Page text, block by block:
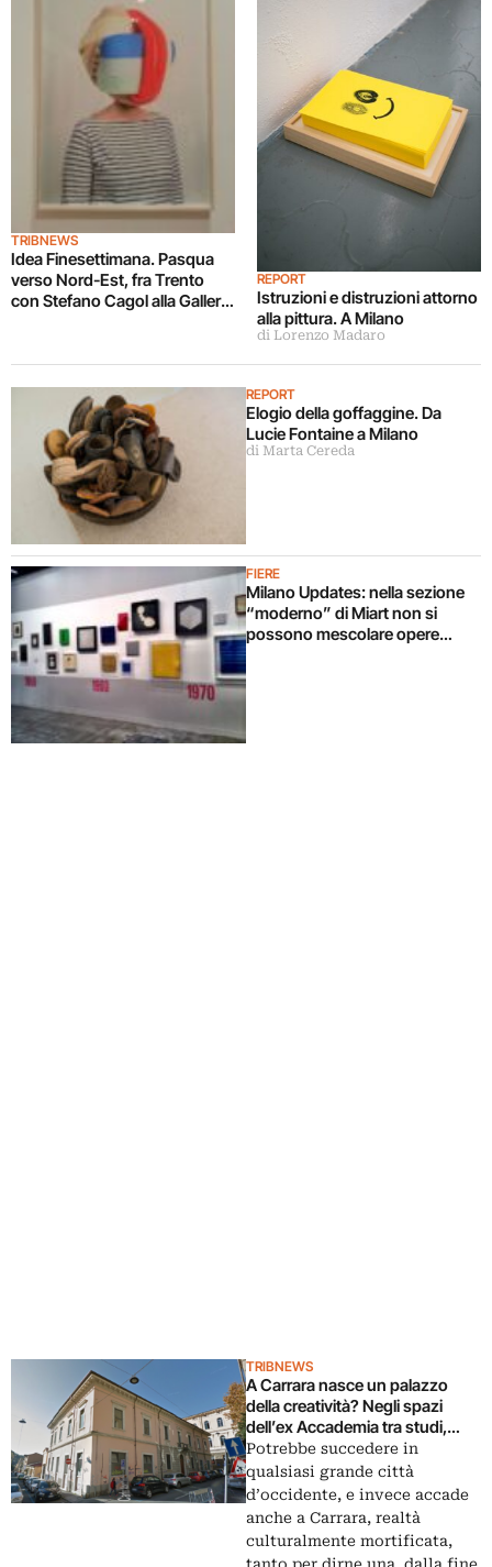
TRIBNEWS
Idea Finesettimana. Pasqua
verso Nord-Est, fra Trento
con Stefano Cagol alla Galleria
Monfalcone
REPORT
Istruzioni e distruzioni attorno
alla pittura. A Milano
di Lorenzo Madaro
REPORT
Elogio della goffaggine. Da
Lucie Fontaine a Milano
di Marta Cereda
FIERE
Milano Updates: nella sezione
“moderno” di Miart non si
possono mescolare opere
TRIBNEWS
A Carrara nasce un palazzo
della creatività? Negli spazi
dell’ex Accademia tra studi,
show room, incontri e
temporary bar
Potrebbe succedere in
qualsiasi grande città
d’occidente, e invece accade
anche a Carrara, realtà
culturalmente mortificata,